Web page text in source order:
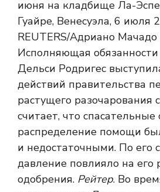
Исполняющая
Дельси Родригес
действий правительства
растущего разочарования
считает, что
распределение помощи
и недостаточными. По его
давление повлияло на его
одобрения. Рейтер. Во